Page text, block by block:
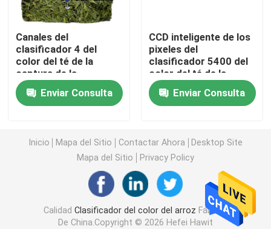
clasificador del color del anacardo
clasificador del color del cacahuete
Los granos de café colorean el clasificador
Clasificador del color de la especia
clasificador del color del sésamo
Clasificador Nuts del color
Canales del
clasificador 4 del
color del té de la
captura de la
proyección de imagen
de Toshiba HD
Enviar Consulta
CCD inteligente de los
pixeles del
clasificador 5400 del
color del té de la
selección de la forma
del AIEnviar Consulta
Inicio Mapa del Sitio Contactar Ahora
Desktop Site
Mapa del Sitio
Privacy Policy
CalidadClasificador del color del arroz Fábrica
De China.Copyright © 2026 Hefei Hawit